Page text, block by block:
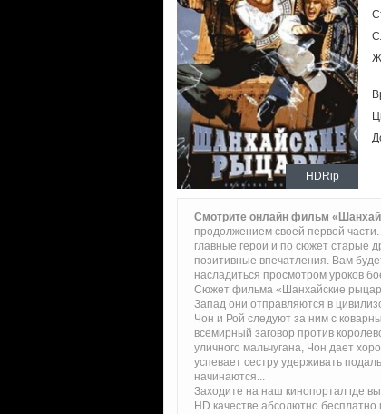
HDRip
Смотрите онлайн фильм
продолжением своей первой
главные герои и по сюжет старые
позитивные впечатления. Вам
насладиться просмотром уроков
Сюжет фильма «Шанхайские
Запад они отправляются в
Чон и Рой следуют за ним с
всемирный заговор против
уличного мальчугана, Чон дает
успевает сестру удерживать
начинаются...
Заходите на наш кинопортал где
HD качестве абсолютно